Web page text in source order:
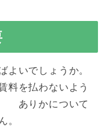
よいでしょうか。
料を払わないよう
ありかについて
。